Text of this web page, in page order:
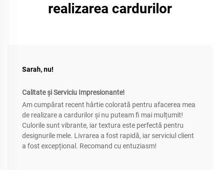
realizarea cardurilor
Sarah, nu!
Calitate și Serviciu Impresionante!
Am cumpărat recent hârtie colorată pentru afacerea mea
de realizare a cardurilor și nu puteam fi mai mulțumit!
Culorile sunt vibrante, iar textura este perfectă pentru
designurile mele. Livrarea a fost rapidă, iar serviciul client
a fost excepțional. Recomand cu entuziasm!